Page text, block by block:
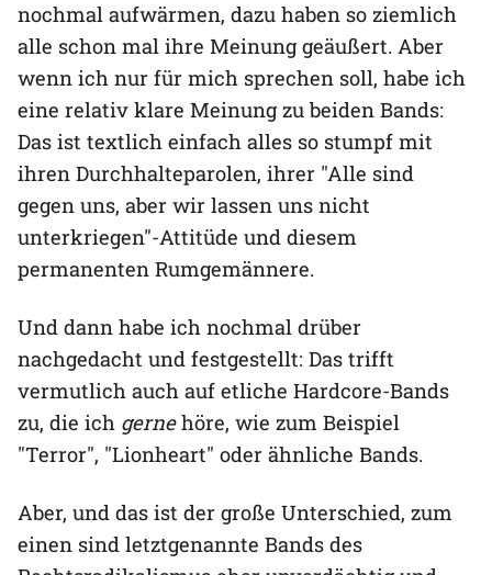
nochmal aufwärmen, dazu haben so ziemlich
alle schon mal ihre Meinung geäußert. Aber
wenn ich nur für mich sprechen soll, habe ich
eine relativ klare Meinung zu beiden Bands:
Das ist textlich einfach alles so stumpf mit
ihren Durchhalteparolen, ihrer "Alle sind
gegen uns, aber wir lassen uns nicht
unterkriegen"-Attitüde und diesem
permanenten Rumgemännere.
Und dann habe ich nochmal drüber
nachgedacht und festgestellt: Das trifft
vermutlich auch auf etliche Hardcore-Bands
zu, die ich gernehöre, wie zum Beispiel
"Terror", "Lionheart" oder ähnliche Bands.
Aber, und das ist der große Unterschied, zum
einen sind letztgenannte Bands des